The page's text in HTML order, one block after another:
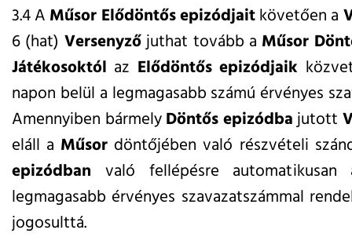
3.4 A Műsor Elődöntős epizódjaitkövetően a
6 (hat) Versenyzőjuthat tovább a Műsor
Játékosoktól az Elődöntős epizódjaik
napon belül a legmagasabb számú érvényes
Amennyiben bármelyDöntős epizódbajutott
eláll a Műsor döntőjében való részvételi
epizódban való fellépésre
legmagasabb érvényes szavazatszámmal
jogosulttá.